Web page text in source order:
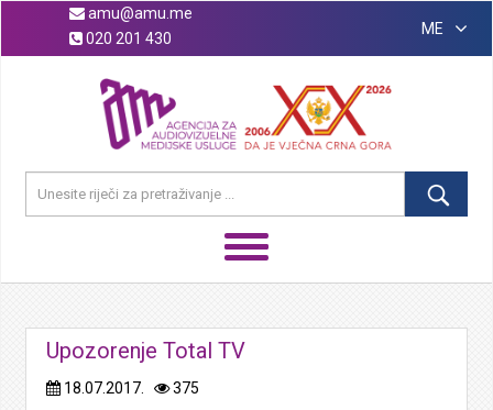
amu@amu.me
020 201 430
ME
Upozorenje Total TV
18.07.2017. 375